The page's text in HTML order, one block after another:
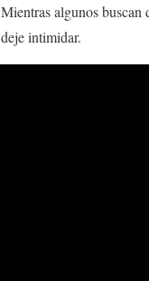
Mientras algunos buscan
deje intimidar.